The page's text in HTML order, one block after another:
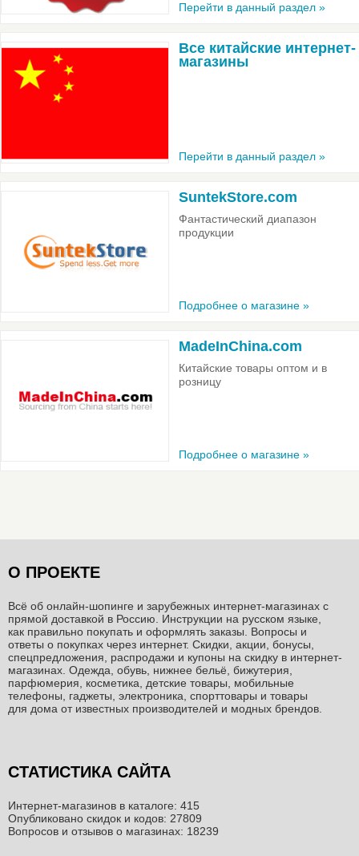
Перейти в данный раздел »
Все китайские интернет-
магазины
Перейти в данный раздел »
SuntekStore.com
Фантастический диапазон
продукции
Подробнее о магазине »
MadeInChina.com
Китайские товары оптом и в
розницу
Подробнее о магазине »
О ПРОЕКТЕ
Всё об онлайн-шопинге и зарубежных интернет-магазинах c
прямой доставкой в Россию. Инструкции на русском языке,
как правильно покупать и оформлять заказы. Вопросы и
ответы о покупках через интернет. Скидки, акции, бонусы,
спецпредложения, распродажи и купоны на скидку в интернет-
магазинах. Одежда, обувь, нижнее бельё, бижутерия,
парфюмерия, косметика, детские товары, мобильные
телефоны, гаджеты, электроника, спорттовары и товары
для дома от известных производителей и модных брендов.
СТАТИСТИКА САЙТА
Интернет-магазинов в каталоге: 415
Опубликовано скидок и кодов: 27809
Вопросов и отзывов о магазинах: 18239